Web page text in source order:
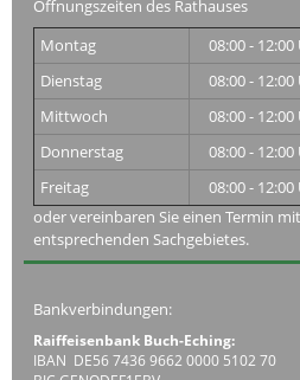
Öffnungszeiten des Rathauses
Montag
08:00 - 12:00
Dienstag
08:00 - 12:00
Mittwoch
08:00 - 12:00
Donnerstag
08:00 - 12:00
Freitag
08:00 - 12:00
oder vereinbaren Sie einen Termin
entsprechenden Sachgebietes.
Bankverbindungen:
Raiffeisenbank Buch-Eching:
IBAN DE56 7436 9662 0000 5102 70